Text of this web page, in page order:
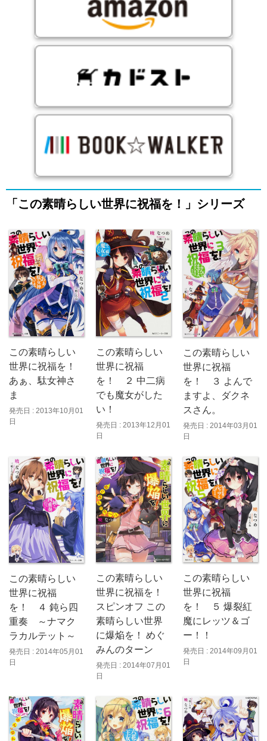
「この素晴らしい世界に祝福を！」シリーズ
この素晴らしい
世界に祝福を！
あぁ、駄女神さ
ま
発売日 : 2013年10月01
日
この素晴らしい
世界に祝福
を！ ２ 中二病
でも魔女がした
い！
発売日 : 2013年12月01
日
この素晴らしい
世界に祝福
を！ ３ よんで
ますよ、ダクネ
スさん。
発売日 : 2014年03月01
日
この素晴らしい
世界に祝福
を！ ４ 鈍ら四
重奏 ～ナマク
ラカルテット～
発売日 : 2014年05月01
日
この素晴らしい
世界に祝福を！
スピンオフ この
素晴らしい世界
に爆焔を！ めぐ
みんのターン
発売日 : 2014年07月01
日
この素晴らしい
世界に祝福
を！ ５ 爆裂紅
魔にレッツ＆ゴ
ー！！
発売日 : 2014年09月01
日